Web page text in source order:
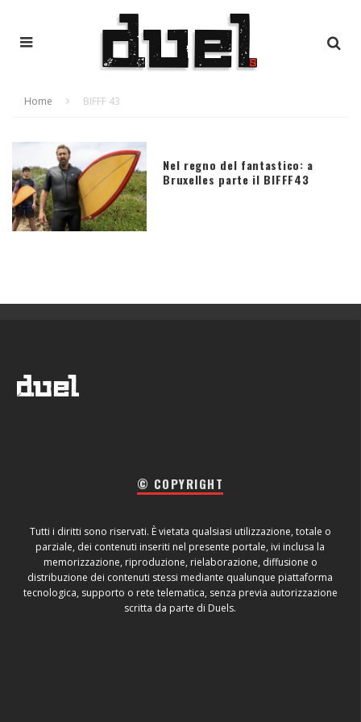
Home BIFFF 43
Nel regno del fantastico: a
Bruxelles parte il BIFFF43
© COPYRIGHT
Tutti i diritti sono riservati. È vietata qualsiasi utilizzazione, totale o
parziale, dei contenuti inseriti nel presente portale, ivi inclusa la
memorizzazione, riproduzione, rielaborazione, diffusione o
distribuzione dei contenuti stessi mediante qualunque piattaforma
tecnologica, supporto o rete telematica, senza previa autorizzazione
scritta da parte di Duels.